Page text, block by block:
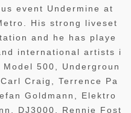
event Undermine at
His strong liveset
and he has playe
international artists i
500, Undergroun
Craig, Terrence Pa
Goldmann, Elektro
DJ3000, Rennie Fost